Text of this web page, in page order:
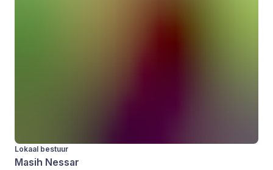
Lokaal bestuur
Masih Nessar